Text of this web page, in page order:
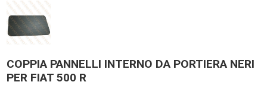
COPPIA PANNELLI INTERNO DA PORTIERA NERI
PER FIAT 500 R